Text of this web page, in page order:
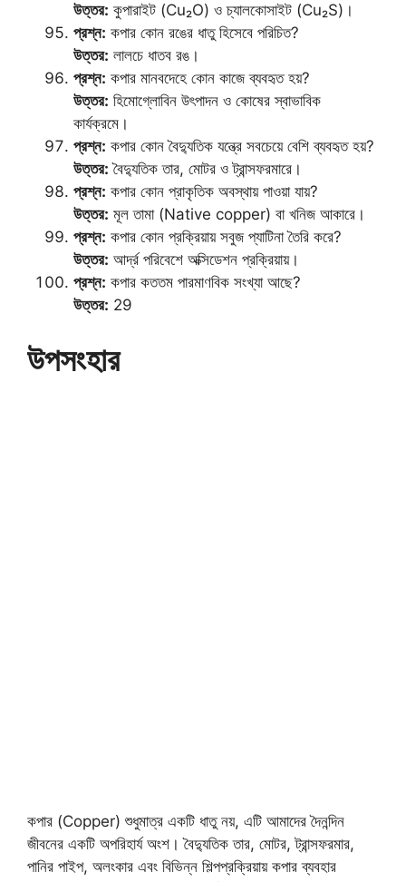
উত্তর: কুপারাইট (Cu₂O) ও চ্যালকোসাইট (Cu₂S)।
প্রশ্ন: কপার কোন রঙের ধাতু হিসেবে পরিচিত?
উত্তর: লালচে ধাতব রঙ।
প্রশ্ন: কপার মানবদেহে কোন কাজে ব্যবহৃত হয়?
উত্তর: হিমোগ্লোবিন উৎপাদন ও কোষের স্বাভাবিক
কার্যক্রমে।
প্রশ্ন: কপার কোন বৈদ্যুতিক যন্ত্রে সবচেয়ে বেশি ব্যবহৃত হয়?
উত্তর: বৈদ্যুতিক তার, মোটর ও ট্রান্সফরমারে।
প্রশ্ন: কপার কোন প্রাকৃতিক অবস্থায় পাওয়া যায়?
উত্তর: মূল তামা (Native copper) বা খনিজ আকারে।
প্রশ্ন: কপার কোন প্রক্রিয়ায় সবুজ প্যাটিনা তৈরি করে?
উত্তর: আর্দ্র পরিবেশে অক্সিডেশন প্রক্রিয়ায়।
প্রশ্ন: কপার কততম পারমাণবিক সংখ্যা আছে?
উত্তর: 29
উপসংহার
কপার (Copper) শুধুমাত্র একটি ধাতু নয়, এটি আমাদের দৈনন্দিন
জীবনের একটি অপরিহার্য অংশ। বৈদ্যুতিক তার, মোটর, ট্রান্সফরমার,
পানির পাইপ, অলংকার এবং বিভিন্ন শিল্পপ্রক্রিয়ায় কপার ব্যবহার